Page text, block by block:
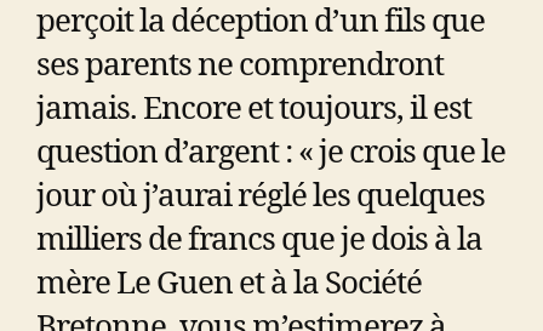
perçoit la déception d’un fils que
ses parents ne comprendront
jamais. Encore et toujours, il est
question d’argent : « je crois que le
jour où j’aurai réglé les quelques
milliers de francs que je dois à la
mère Le Guen et à la Société